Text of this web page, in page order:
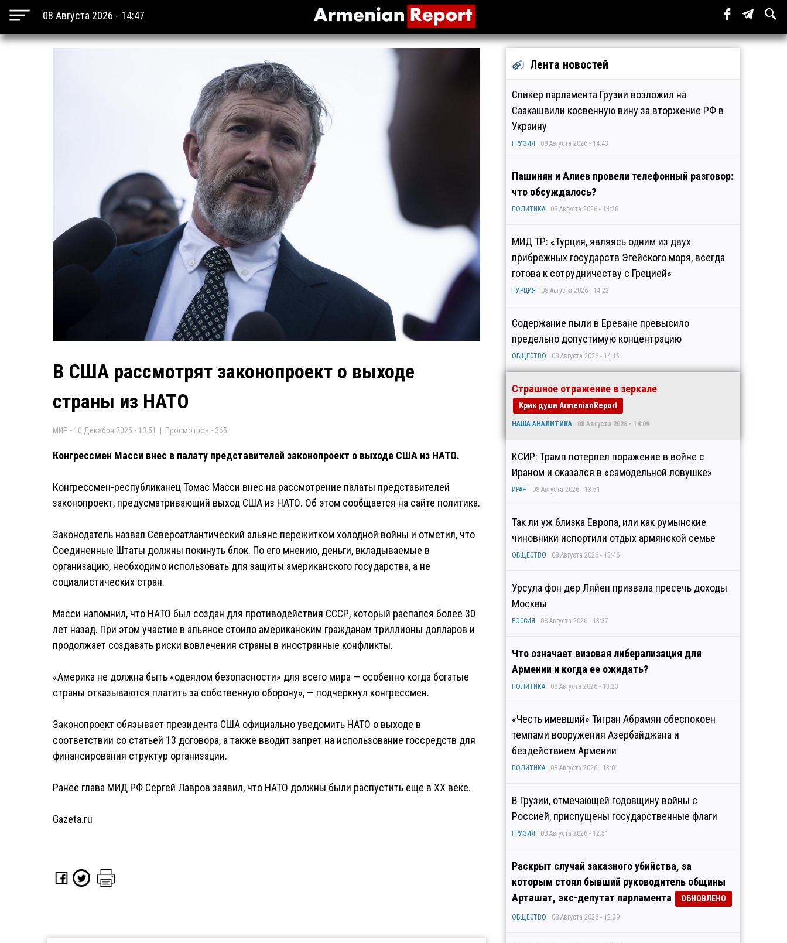
08 Августа 2026 - 14:47
В США рассмотрят законопроект о выходе
страны из НАТО
МИР - 10 Декабря 2025 - 13:51 | Просмотров - 365
Конгрессмен Масси внес в палату представителей законопроект о выходе США из НАТО.
Конгрессмен-республиканец Томас Масси внес на рассмотрение палаты представителей
законопроект, предусматривающий выход США из НАТО. Об этом сообщается на сайте политика.
Законодатель назвал Североатлантический альянс пережитком холодной войны и отметил, что
Соединенные Штаты должны покинуть блок. По его мнению, деньги, вкладываемые в
организацию, необходимо использовать для защиты американского государства, а не
социалистических стран.
Масси напомнил, что НАТО был создан для противодействия СССР, который распался более 30
лет назад. При этом участие в альянсе стоило американским гражданам триллионы долларов и
продолжает создавать риски вовлечения страны в иностранные конфликты.
«Америка не должна быть «одеялом безопасности» для всего мира — особенно когда богатые
страны отказываются платить за собственную оборону», — подчеркнул конгрессмен.
Законопроект обязывает президента США официально уведомить НАТО о выходе в
соответствии со статьей 13 договора, а также вводит запрет на использование госсредств для
финансирования структур организации.
Ранее глава МИД РФ Сергей Лавров заявил, что НАТО должны были распустить еще в XX веке.
Gazeta.ru
Лента новостей
Спикер парламента Грузии возложил на
Саакашвили косвенную вину за вторжение РФ в
Украину
ГРУЗИЯ 08 Августа 2026 - 14:43
Пашинян и Алиев провели телефонный разговор:
что обсуждалось?
ПОЛИТИКА 08 Августа 2026 - 14:28
МИД ТР: «Турция, являясь одним из двух
прибрежных государств Эгейского моря, всегда
готова к сотрудничеству с Грецией»
ТУРЦИЯ 08 Августа 2026 - 14:22
Содержание пыли в Ереване превысило
предельно допустимую концентрацию
ОБЩЕСТВО 08 Августа 2026 - 14:15
Страшное отражение в зеркале
Крик души ArmenianReport
НАША АНАЛИТИКА 08 Августа 2026 - 14:09
КСИР: Трамп потерпел поражение в войне с
Ираном и оказался в «самодельной ловушке»
ИРАН 08 Августа 2026 - 13:51
Так ли уж близка Европа, или как румынские
чиновники испортили отдых армянской семье
ОБЩЕСТВО 08 Августа 2026 - 13:46
Урсула фон дер Ляйен призвала пресечь доходы
Москвы
РОССИЯ 08 Августа 2026 - 13:37
Что означает визовая либерализация для
Армении и когда ее ожидать?
ПОЛИТИКА 08 Августа 2026 - 13:23
«Честь имевший» Тигран Абрамян обеспокоен
темпами вооружения Азербайджана и
бездействием Армении
ПОЛИТИКА 08 Августа 2026 - 13:01
В Грузии, отмечающей годовщину войны с
Россией, приспущены государственные флаги
ГРУЗИЯ 08 Августа 2026 - 12:51
Раскрыт случай заказного убийства, за
которым стоял бывший руководитель общины
Арташат, экс-депутат парламента
ОБНОВЛЕНО
ОБЩЕСТВО 08 Августа 2026 - 12:39